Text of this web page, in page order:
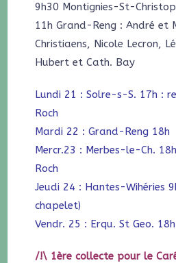
9h30 Montignies-St-
11h Grand-Reng : André et
Christiaens, Nicole Lecron,
Hubert et Cath. Bay
Lundi 21 : Solre-s-S. 17h :
Roch
Mardi 22 : Grand-Reng 18h
Mercr.23 : Merbes-le-Ch.
Roch
Jeudi 24 : Hantes-Wihéries
chapelet)
Vendr. 25 : Erqu. St Geo. 18h
/!\ 1ère collecte pour le